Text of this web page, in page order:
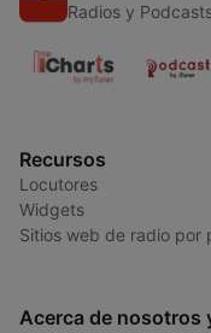
Radios y
Recursos
Locutores
Widgets
Sitios web de radio por
Acerca de nosotros